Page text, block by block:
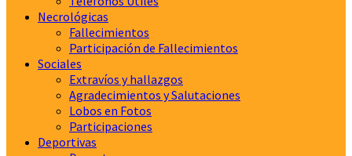
Necrológicas
Fallecimientos
Participación de Fallecimientos
Sociales
Extravíos y hallazgos
Agradecimientos y Salutaciones
Lobos en Fotos
Participaciones
Deportivas